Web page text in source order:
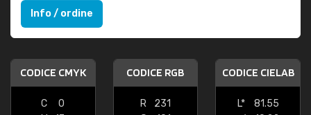
Info / ordine
CODICE CMYK
C
0
CODICE RGB
R
231
CODICE CIELAB
L*
81.55